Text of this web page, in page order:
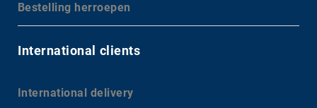
Bestelling herroepen
International clients
International delivery